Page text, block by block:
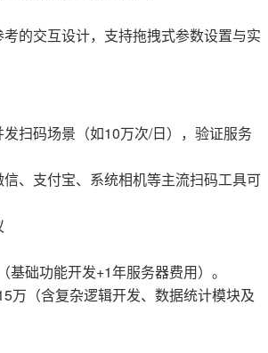
的交互设计，支持拖拽式参数设置与实
扫码场景（如10万次/日），验证服务
、支付宝、系统相机等主流扫码工具可
基础功能开发+1年服务器费用）‌。
万（含复杂逻辑开发、数据统计模块及